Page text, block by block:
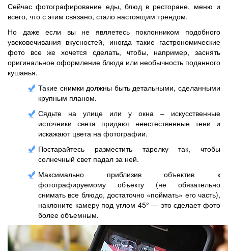
Сейчас фотографирование еды, блюд в ресторане, меню и
всего, что с этим связано, стало настоящим трендом.
Но даже если вы не являетесь поклонником подобного
увековечивания вкусностей, иногда такие гастрономические
фото все же хочется сделать, чтобы, например, заснять
оригинальное оформление блюда или необычность поданного
кушанья.
Такие снимки должны быть детальными, сделанными
крупным планом.
Сядьте на улице или у окна – искусственные
источники света придают неестественные тени и
искажают цвета на фотографии.
Постарайтесь разместить тарелку так, чтобы
солнечный свет падал за ней.
Максимально приблизив объектив к
фотографируемому объекту (не обязательно
снимать все блюдо, достаточно «поймать» его часть),
наклоните камеру под углом 45° — это сделает фото
более объемным.